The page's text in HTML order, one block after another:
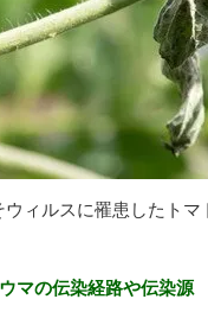
ウィルスに罹患したトマ
マの伝染経路や伝染源